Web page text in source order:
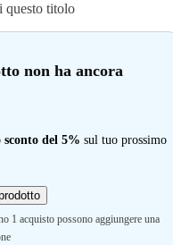
questo titolo
non ha ancora
sconto del 5% sul tuo prossimo
1 acquisto possono aggiungere una